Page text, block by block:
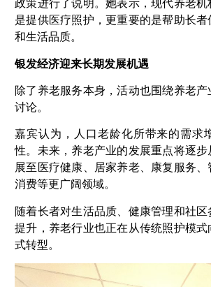
政策进行了说明。她表示，现代养老机
是提供医疗照护，更重要的是帮助长
和生活品质。
银发经济迎来长期发展机遇
除了养老服务本身，活动也围绕养老
讨论。
嘉宾认为，人口老龄化所带来的需求
性。未来，养老产业的发展重点将逐
展至医疗健康、居家养老、康复服务
消费等更广阔领域。
随着长者对生活品质、健康管理和社
提升，养老行业也正在从传统照护模
式转型。